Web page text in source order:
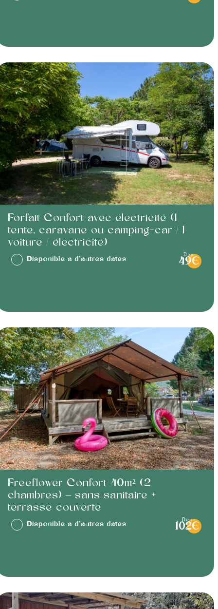
Freeflower Confort 40m² (2
chambres) – sans sanitaire +
terrasse couverte
Disponible à d'autres dates
dès
102€
Forfait Confort avec électricité (1
tente, caravane ou camping-car / 1
voiture / électricité)
Disponible à d'autres dates
dès
49€